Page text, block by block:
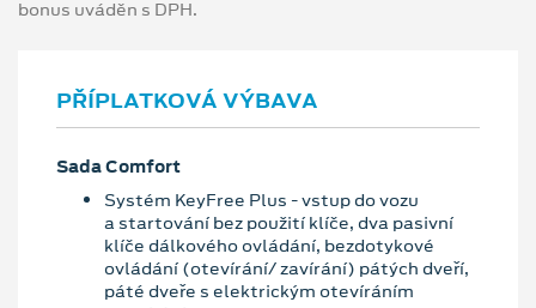
bonus uváděn s DPH.
PŘÍPLATKOVÁ VÝBAVA
Sada Comfort
Systém KeyFree Plus - vstup do vozu
a startování bez použití klíče, dva pasivní
klíče dálkového ovládání, bezdotykové
ovládání (otevírání/ zavírání) pátých dveří,
páté dveře s elektrickým otevíráním